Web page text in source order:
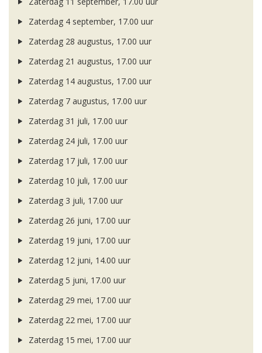
Zaterdag 4 september, 17.00 uur
Zaterdag 28 augustus, 17.00 uur
Zaterdag 21 augustus, 17.00 uur
Zaterdag 14 augustus, 17.00 uur
Zaterdag 7 augustus, 17.00 uur
Zaterdag 31 juli, 17.00 uur
Zaterdag 24 juli, 17.00 uur
Zaterdag 17 juli, 17.00 uur
Zaterdag 10 juli, 17.00 uur
Zaterdag 3 juli, 17.00 uur
Zaterdag 26 juni, 17.00 uur
Zaterdag 19 juni, 17.00 uur
Zaterdag 12 juni, 14.00 uur
Zaterdag 5 juni, 17.00 uur
Zaterdag 29 mei, 17.00 uur
Zaterdag 22 mei, 17.00 uur
Zaterdag 15 mei, 17.00 uur